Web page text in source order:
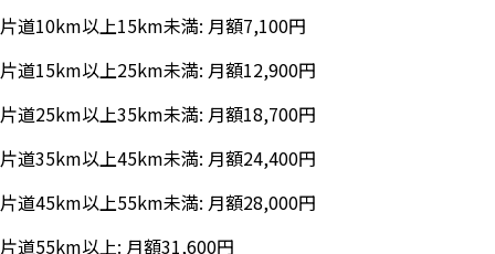
片道10km以上15km未満: 月額7,100円
片道15km以上25km未満: 月額12,900円
片道25km以上35km未満: 月額18,700円
片道35km以上45km未満: 月額24,400円
片道45km以上55km未満: 月額28,000円
片道55km以上: 月額31,600円